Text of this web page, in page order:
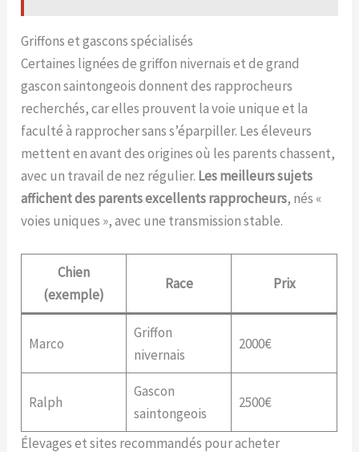
Griffons et gascons spécialisés
Certaines lignées de griffon nivernais et de grand
gascon saintongeois donnent des rapprocheurs
recherchés, car elles prouvent la voie unique et la
faculté à rapprocher sans s’éparpiller. Les éleveurs
mettent en avant des origines où les parents chassent,
avec un travail de nez régulier. Les meilleurs sujets
affichent des parents excellents rapprocheurs, nés «
voies uniques », avec une transmission stable.
Chien
(exemple)
Race Prix
Marco
Griffon
nivernais
2000€
Ralph
Gascon
saintongeois
2500€
Élevages et sites recommandés pour acheter